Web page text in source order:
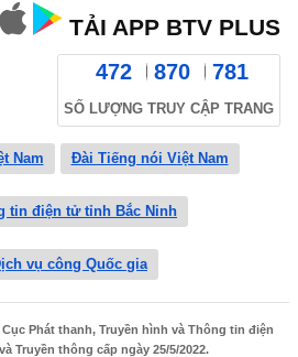
TẢI APP BTV PLUS
472 870 781
SỐ LƯỢNG TRUY CẬP TRANG
Nam Đài Tiếng nói Việt Nam
tin điện tử tỉnh Bắc Ninh
vụ công Quốc gia
Phát thanh, Truyền hình và Thông tin điện
Truyền thông cấp ngày 25/5/2022.